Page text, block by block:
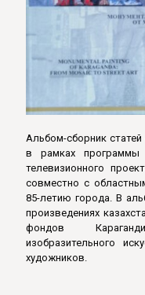
Альбом-сборник
в рамках программы
телевизионного
совместно с
85-летию города. В
произведениях
фондов
изобразительного
художников.